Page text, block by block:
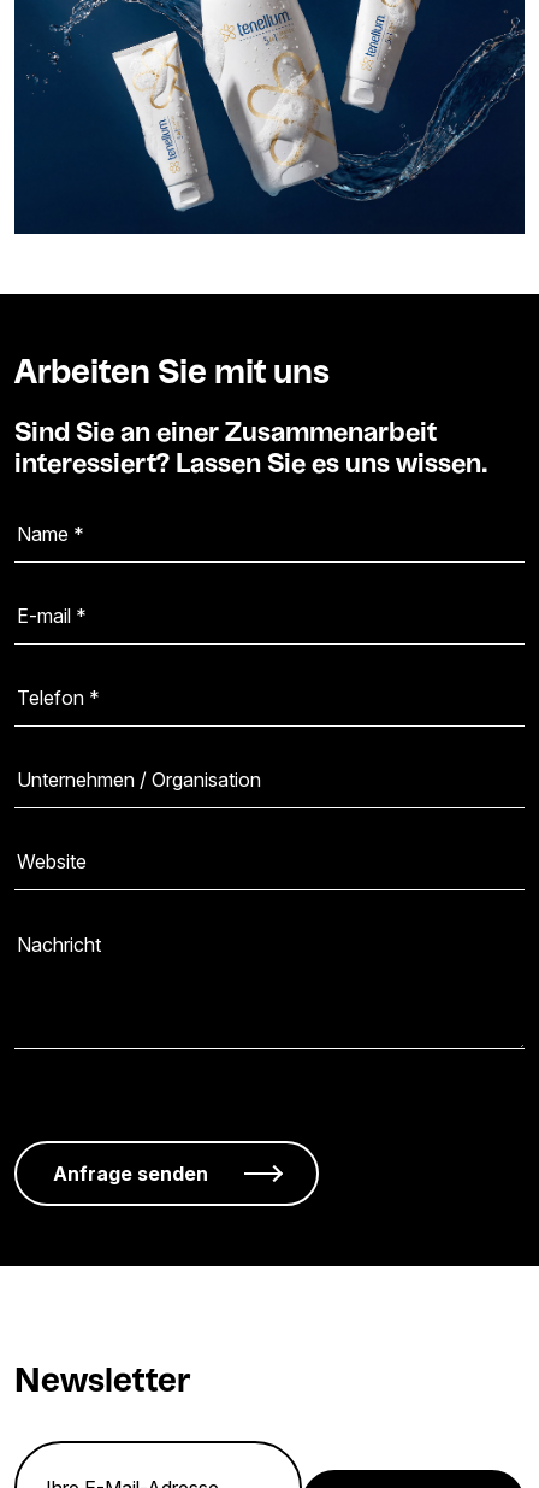
Arbeiten Sie mit uns
Sind Sie an einer Zusammenarbeit
interessiert? Lassen Sie es uns wissen.
Newsletter